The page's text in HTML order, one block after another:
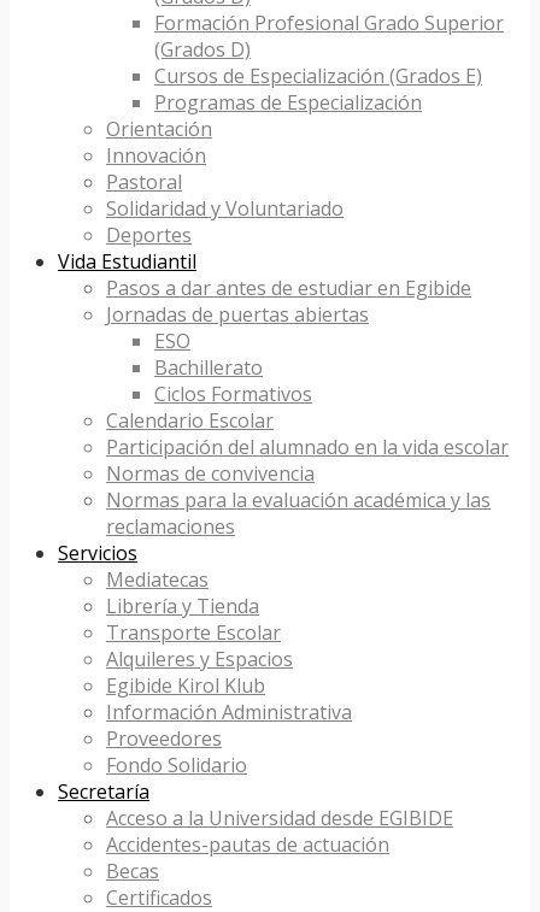
Formación Profesional Grado Superior
(Grados D)
Cursos de Especialización (Grados E)
Programas de Especialización
Orientación
Innovación
Pastoral
Solidaridad y Voluntariado
Deportes
Vida Estudiantil
Pasos a dar antes de estudiar en Egibide
Jornadas de puertas abiertas
ESO
Bachillerato
Ciclos Formativos
Calendario Escolar
Participación del alumnado en la vida escolar
Normas de convivencia
Normas para la evaluación académica y las
reclamaciones
Servicios
Mediatecas
Librería y Tienda
Transporte Escolar
Alquileres y Espacios
Egibide Kirol Klub
Información Administrativa
Proveedores
Fondo Solidario
Secretaría
Acceso a la Universidad desde EGIBIDE
Accidentes-pautas de actuación
Becas
Certificados